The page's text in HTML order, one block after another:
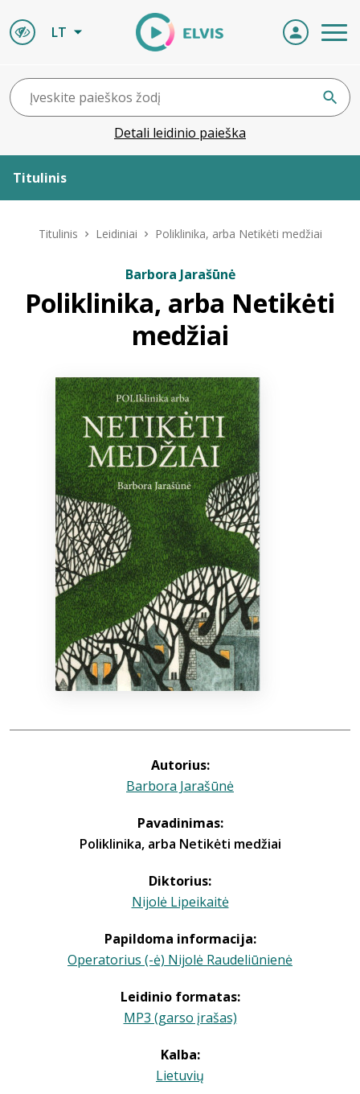
LT
Detali leidinio paieška
Titulinis
ELVIS atvyksta
Bibliotekoms
+370 667 80 541
info@elvislab.lt
Titulinis Leidiniai Poliklinika, arba Netikėti medžiai
Barbora Jarašūnė
Poliklinika, arba Netikėti
medžiai
Autorius:
Barbora Jarašūnė
Pavadinimas:
Poliklinika, arba Netikėti medžiai
Diktorius:
Nijolė Lipeikaitė
Papildoma informacija:
Operatorius (-ė) Nijolė Raudeliūnienė
Leidinio formatas:
MP3 (garso įrašas)
Kalba:
Lietuvių